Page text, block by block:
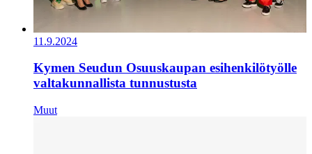
11.9.2024
Kymen Seudun Osuuskaupan esihenkilötyölle
valtakunnallista tunnustusta
Muut